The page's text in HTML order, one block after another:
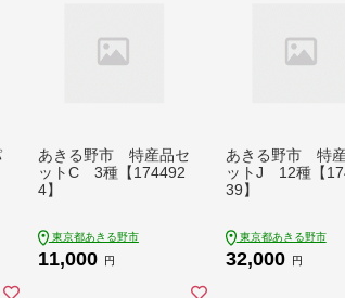
あきる野市 特産品セ
ットC 3種【174492
4】
東京都あきる野市
11,000 円
あきる野市 特
ットJ 12種【
39】
東京都あきる野市
32,000 円